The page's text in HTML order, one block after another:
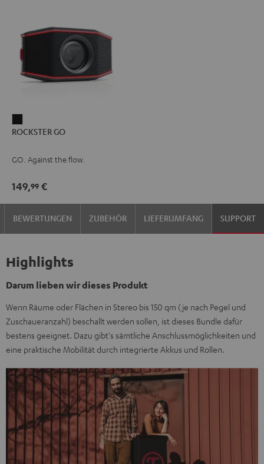
GO
ROCKSTER GO
GO. Against the flow.
149,99 €
BEWERTUNGEN ZUBEHÖR LIEFERUMFANG SUPPORT
Highlights
Darum lieben wir dieses Produkt
Wenn Räume oder Flächen in Stereo bis 150 qm (je nach Pegel und
Zuschaueranzahl) beschallt werden sollen, ist dieses Bundle dafür
bestens geeignet. Dazu gibt's sämtliche Anschlussmöglichkeiten und
eine praktische Mobilität durch integrierte Akkus und Rollen.